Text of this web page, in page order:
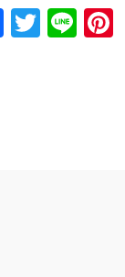
Facebook